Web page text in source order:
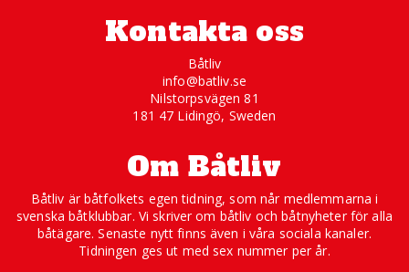
Kontakta oss
Båtliv
info@batliv.se
Nilstorpsvägen 81
181 47 Lidingö, Sweden
Om Båtliv
Båtliv är båtfolkets egen tidning, som når medlemmarna i
svenska båtklubbar. Vi skriver om båtliv och båtnyheter för alla
båtägare. Senaste nytt finns även i våra sociala kanaler.
Tidningen ges ut med sex nummer per år.